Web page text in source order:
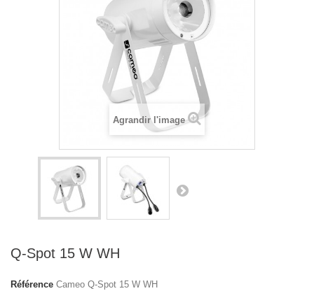
Agrandir l'image
Q-Spot 15 W WH
Référence Cameo Q-Spot 15 W WH